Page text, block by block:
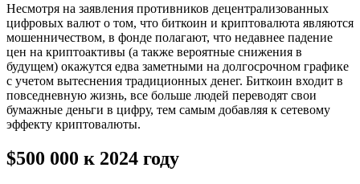
Несмотря на заявления противников децентрализованных
цифровых валют о том, что биткоин и криптовалюта являются
мошенничеством, в фонде полагают, что недавнее падение
цен на криптоактивы (а также вероятные снижения в
будущем) окажутся едва заметными на долгосрочном графике
с учетом вытеснения традиционных денег. Биткоин входит в
повседневную жизнь, все больше людей переводят свои
бумажные деньги в цифру, тем самым добавляя к сетевому
эффекту криптовалюты.
$500 000 к 2024 году